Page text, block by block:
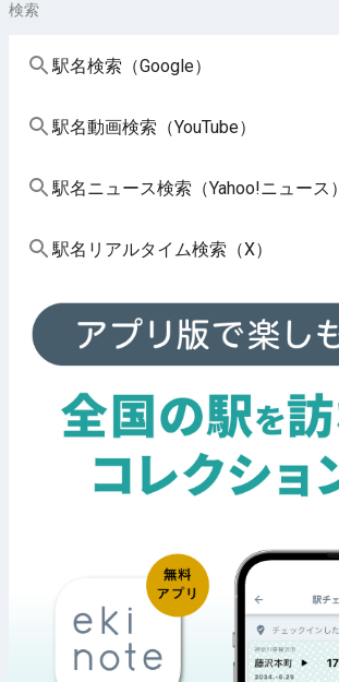
検索
駅名検索（Google）
駅名動画検索（YouTube）
駅名ニュース検索（Yahoo!ニュース）
駅名リアルタイム検索（X）